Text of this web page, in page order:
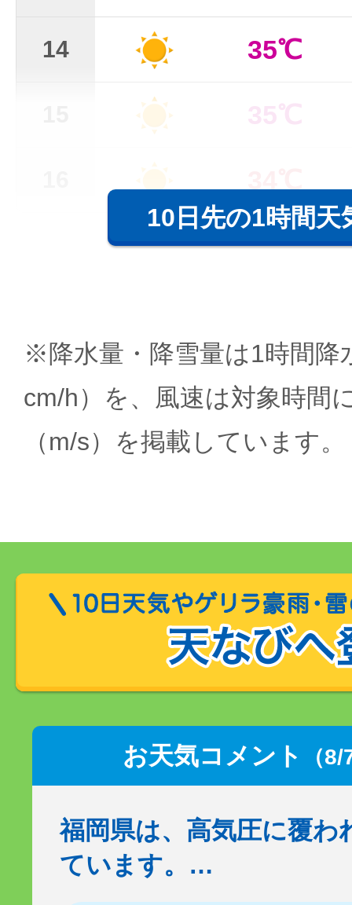
14 35℃
35℃
10日先の1時間天
※降水量・降雪量は1時間降
cm/h）を、風速は対象時間
（m/s）を掲載しています。
お天気コメント （
福岡県は、高気圧に覆わ
ています。…